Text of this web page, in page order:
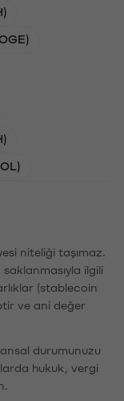
niteliği taşımaz.
saklanmasıyla ilgili
(stablecoin
ve ani değer
durumunuzu
hukuk, vergi